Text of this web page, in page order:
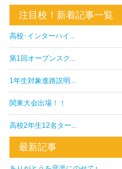
注目校！新着記事一覧
高校･インターハイ...
第1回オープンスク...
1年生対象進路説明...
関東大会出場！！
高校2年生12名ター...
最新記事